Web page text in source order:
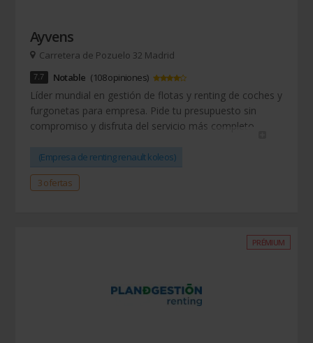
Ayvens
Carretera de Pozuelo 32 Madrid
7.7 Notable (108 opiniones)
Líder mundial en gestión de flotas y renting de coches y
furgonetas para empresa. Pide tu presupuesto sin
compromiso y disfruta del servicio más completo.
(Empresa de renting renault koleos)
3 ofertas
PRÉMIUM